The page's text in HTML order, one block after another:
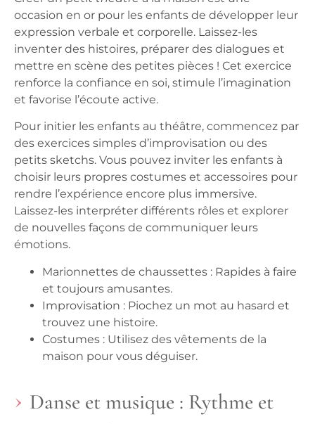
occasion en or pour les enfants de développer leur
expression verbale et corporelle. Laissez-les
inventer des histoires, préparer des dialogues et
mettre en scène des petites pièces ! Cet exercice
renforce la confiance en soi, stimule l’imagination
et favorise l’écoute active.
Pour initier les enfants au théâtre, commencez par
des exercices simples d’improvisation ou des
petits sketchs. Vous pouvez inviter les enfants à
choisir leurs propres costumes et accessoires pour
rendre l’expérience encore plus immersive.
Laissez-les interpréter différents rôles et explorer
de nouvelles façons de communiquer leurs
émotions.
Marionnettes de chaussettes : Rapides à faire
et toujours amusantes.
Improvisation : Piochez un mot au hasard et
trouvez une histoire.
Costumes : Utilisez des vêtements de la
maison pour vous déguiser.
Danse et musique : Rythme et